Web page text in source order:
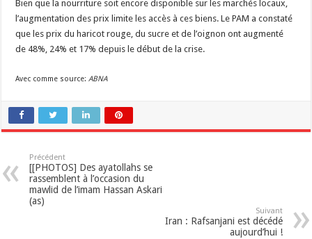
Bien que la nourriture soit encore disponible sur les marchés locaux,
l’augmentation des prix limite les accès à ces biens. Le PAM a constaté
que les prix du haricot rouge, du sucre et de l’oignon ont augmenté
de 48%, 24% et 17% depuis le début de la crise.
Avec comme source:ABNA
Précédent
[[PHOTOS] Des ayatollahs se
rassemblent à l’occasion du
mawlid de l’imam Hassan Askari
(as)
Suivant
Iran : Rafsanjani est décédé
aujourd’hui !